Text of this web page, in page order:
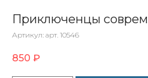
Приключенцы
Артикул: арт. 10546
850 ₽